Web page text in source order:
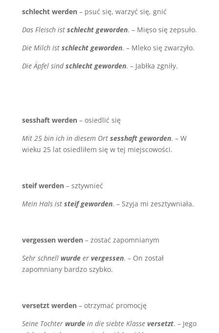
schlecht werden– psuć się, warzyć się, gnić
Das Fleisch ist schlecht geworden. – Mięso się zepsuło.
Die Milch ist schlecht geworden. – Mleko się zwarzyło.
Die Äpfel sindschlecht geworden. – Jabłka zgniły.
sesshaft werden– osiedlić się
Mit 25 bin ich in diesem Ort sesshaft geworden. – W
wieku 25 lat osiedliłem się w tej miejscowości.
steif werden– sztywnieć
Mein Hals ist steif geworden. – Szyja mi zesztywniała.
vergessen werden– zostać zapomnianym
Sehr schnell wurdeer vergessen. – On został
zapomniany bardzo szybko.
versetzt werden– otrzymać promocję
Seine Tochter wurdein die siebte Klasse versetzt. – Jego